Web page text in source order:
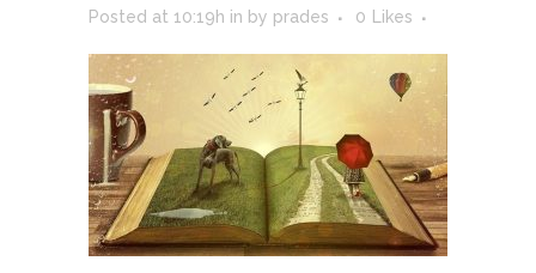
Posted at 10:19h in by prades 0 Likes